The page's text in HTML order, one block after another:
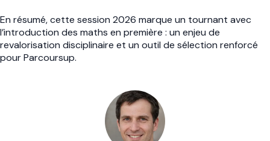
En résumé, cette session 2026 marque un tournant avec
l’introduction des maths en première : un enjeu de
revalorisation disciplinaire et un outil de sélection renforcé
pour Parcoursup.